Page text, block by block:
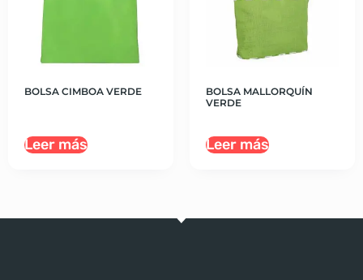
BOLSA CIMBOA VERDE
Leer más
BOLSA MALLORQUÍN
VERDE
Leer más